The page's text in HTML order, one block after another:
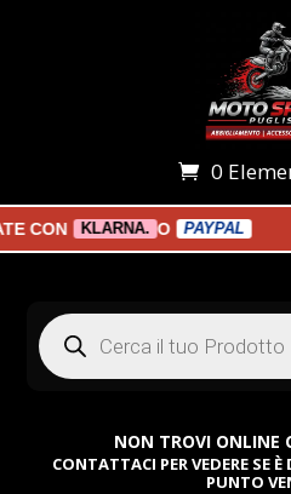
0
KLARNA. O PAYPAL
Products
search
NON TROVI ONLINE
CONTATTACI PER VEDERE SE
PUNTO